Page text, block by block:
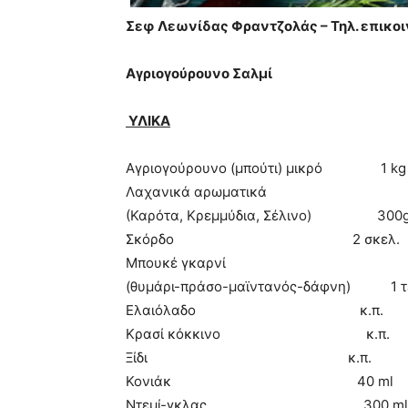
Σεφ Λεωνίδας Φραντζολάς – Τηλ.
Αγριογούρουνο Σαλμί
ΥΛΙΚΑ
Αγριογούρουνο (μπούτι) μικρό 1 kg
Λαχανικά αρωματικά
(Καρότα, Κρεμμύδια, Σέλινο)
Σκόρδο 2 σκελ.
Μπουκέ γκαρνί
(θυμάρι-πράσο-μαϊντανός-δάφνη) 1
Ελαιόλαδο κ.π.
Κρασί κόκκινο κ.π.
Ξίδι κ.π.
Κονιάκ 40 ml